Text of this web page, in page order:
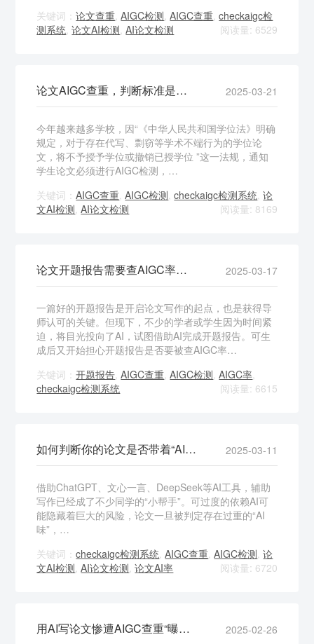
关键词：论文查重,AIGC检测,AIGC查重,checkaigc检
测系统,论文AI检测,AI论文检测 阅读量: 6529
论文AIGC查重，判断标准是什么？ 2025-03-21
今年越来越多学校，因“《中华人民共和国学位法》明确
规定，对于存在代写、剽窃等学术不端行为的学位论
文，将不予授予学位或撤销已授学位 ”这一法规，通知
学生论文必须进行AIGC检测，…
关键词：AIGC查重,AIGC检测,checkaigc检测系统,论
文AI检测,AI论文检测 阅读量: 8169
论文开题报告需要查AIGC率吗？ 2025-03-17
一篇好的开题报告是开启论文写作的起点，也是获得导
师认可的关键。但现下，不少的学者或学生因为时间紧
迫，将目光投向了AI，试图借助AI完成开题报告。可生
成后又开始担心开题报告是否要被查AIGC率…
关键词：开题报告,AIGC查重,AIGC检测,AIGC率,
checkaigc检测系统
阅读量: 6615
如何判断你的论文是否带着“AI味” 2025-03-11
借助ChatGPT、文心一言、DeepSeek等AI工具，辅助
写作已经成了不少同学的“小帮手”。可过度的依赖AI可
能隐藏着巨大的风险，论文一旦被判定存在过重的“AI
味”，…
关键词：checkaigc检测系统,AIGC查重,AIGC检测,论
文AI检测,AI论文检测,论文AI率 阅读量: 6720
用AI写论文惨遭AIGC查重“曝光”，实用经验速看 2025-02-26